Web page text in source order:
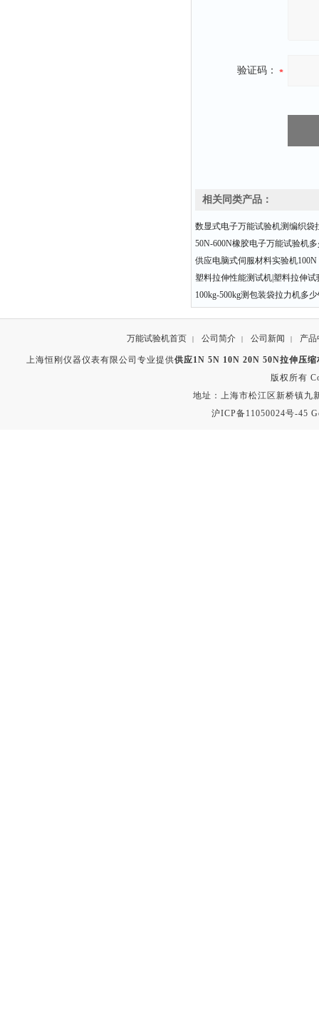
验证码：
相关同类产品：
数显式电子万能试验机测编织袋
50N-600N橡胶电子万能试验机
供应电脑式伺服材料实验机100N
塑料拉伸性能测试机|塑料拉伸试
100kg-500kg测包装袋拉力机多
万能试验机首页 | 公司简介 | 公司新闻 | 产品
上海恒刚仪器仪表有限公司专业提供供应1N 5N 10N 20N 50N拉伸压缩
版权所有
地址：上海市松江区新桥镇九
沪ICP备11050024号-45